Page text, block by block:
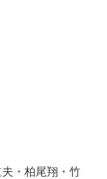
・柏尾翔・竹